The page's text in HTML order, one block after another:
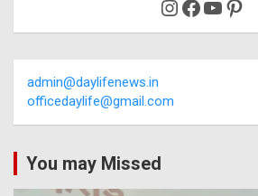
Instagram
admin@daylifenews.in
officedaylife@gmail.com
You may Missed